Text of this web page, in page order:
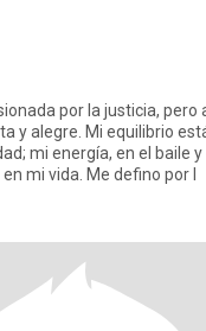
por la justicia, pero
y alegre. Mi equilibrio
mi energía, en el baile
mi vida. Me defino por l